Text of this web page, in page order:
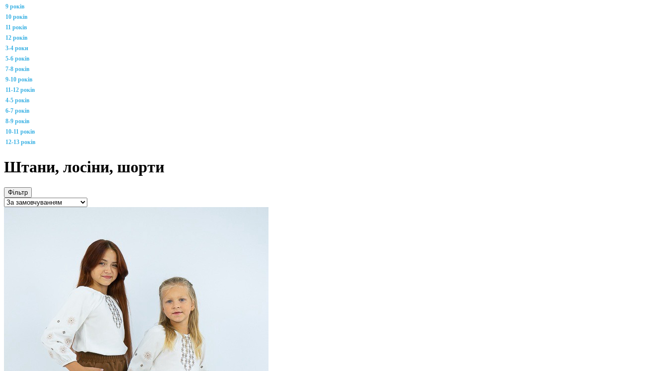
9 років
10 років
11 років
12 років
3-4 роки
5-6 років
7-8 років
9-10 років
11-12 років
4-5 років
6-7 років
8-9 років
10-11 років
12-13 років
Штани, лосіни, шорти
Фільтр